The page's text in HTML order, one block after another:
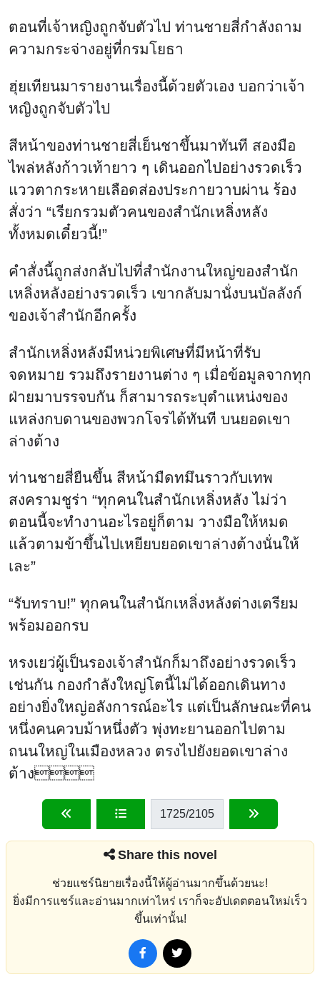
ฮุ่ยเทียนมารายงานเรื่องนี้ด้วยตัวเอง บอกว่าเจ้า
หญิงถูกจับตัวไป
สีหน้าของท่านชายสี่เย็นชาขึ้นมาทันที สองมือ
ไพล่หลังก้าวเท้ายาว ๆ เดินออกไปอย่างรวดเร็ว
แววตากระหายเลือดส่องประกายวาบผ่าน ร้อง
สั่งว่า “เรียกรวมตัวคนของสำนักเหลิ่งหลัง
ทั้งหมดเดี๋ยวนี้!”
คำสั่งนี้ถูกส่งกลับไปที่สำนักงานใหญ่ของสำนัก
เหลิ่งหลังอย่างรวดเร็ว เขากลับมานั่งบนบัลลังก์
ของเจ้าสำนักอีกครั้ง
สำนักเหลิ่งหลังมีหน่วยพิเศษที่มีหน้าที่รับ
จดหมาย รวมถึงรายงานต่าง ๆ เมื่อข้อมูลจากทุก
ฝ่ายมาบรรจบกัน ก็สามารถระบุตำแหน่งของ
แหล่งกบดานของพวกโจรได้ทันที บนยอดเขา
ล่างต้าง
ท่านชายสี่ยืนขึ้น สีหน้ามืดทมึนราวกับเทพ
สงครามชูร่า “ทุกคนในสำนักเหลิ่งหลัง ไม่ว่า
ตอนนี้จะทำงานอะไรอยู่ก็ตาม วางมือให้หมด
แล้วตามข้าขึ้นไปเหยียบยอดเขาล่างต้างนั่นให้
เละ”
“รับทราบ!” ทุกคนในสำนักเหลิ่งหลังต่างเตรียม
พร้อมออกรบ
หรงเยว่ผู้เป็นรองเจ้าสำนักก็มาถึงอย่างรวดเร็ว
เช่นกัน กองกำลังใหญ่โตนี้ไม่ได้ออกเดินทาง
อย่างยิ่งใหญ่อลังการณ์อะไร แต่เป็นลักษณะที่คน
หนึ่งคนควบม้าหนึ่งตัว พุ่งทะยานออกไปตาม
ถนนใหญ่ในเมืองหลวง ตรงไปยังยอดเขาล่าง
ต้าง
1725/2105
Share this novel
ช่วยแชร์นิยายเรื่องนี้ให้ผู้อ่านมากขึ้นด้วยนะ!
ยิ่งมีการแชร์และอ่านมากเท่าไหร่ เราก็จะอัปเดตตอนใหม่เร็ว
ขึ้นเท่านั้น!